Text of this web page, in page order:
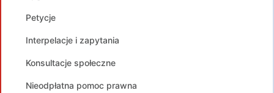
Petycje
Interpelacje i zapytania
Konsultacje społeczne
Nieodpłatna pomoc prawna